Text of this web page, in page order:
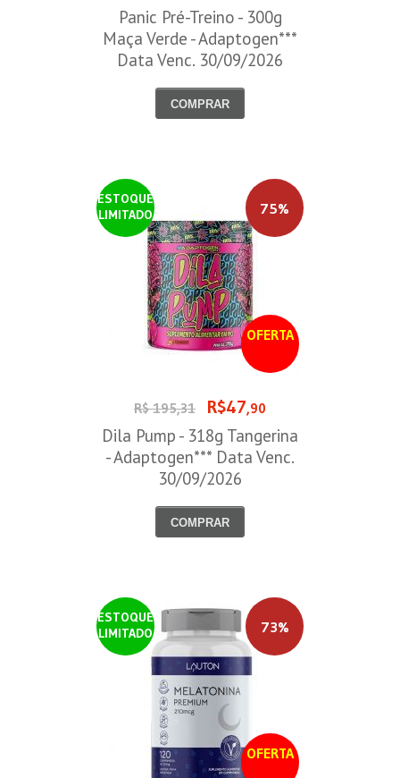
Panic Pré-Treino - 300g
Maça Verde - Adaptogen***
Data Venc. 30/09/2026
COMPRAR
ESTOQUE
LIMITADO
OFERTA
75%
R$ 195,31 R$47,90
Dila Pump - 318g Tangerina
- Adaptogen*** Data Venc.
30/09/2026
COMPRAR
ESTOQUE
LIMITADO
OFERTA
73%